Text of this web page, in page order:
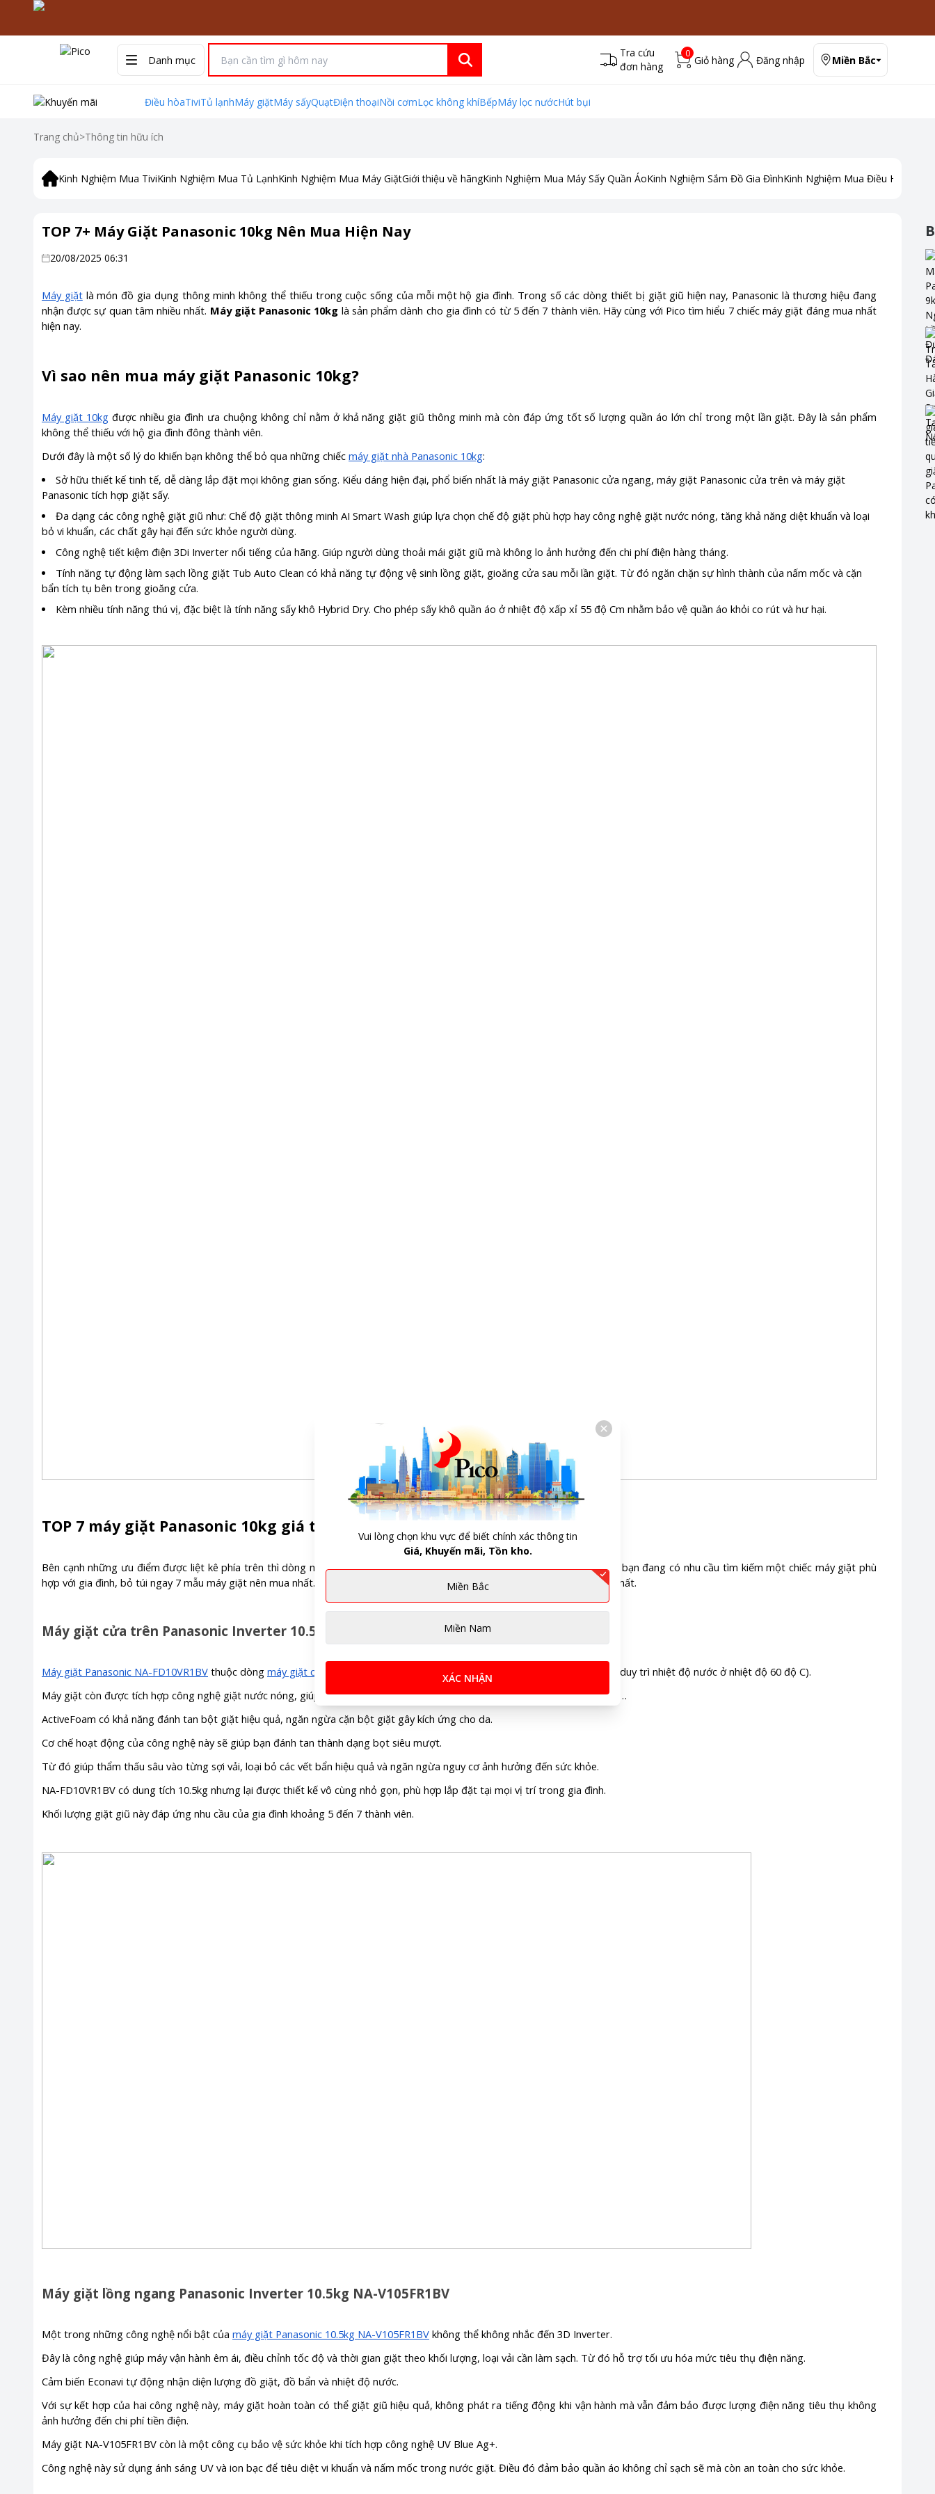
Danh mục
Tra cứu
đơn hàng
0
Giỏ hàng Đăng nhập Miền Bắc
Điều hòaTiviTủ lạnhMáy giặtMáy sấyQuạtĐiện thoạiNồi cơmLọc không khíBếpMáy lọc nướcHút bụi
Trang chủ>Thông tin hữu ích
Kinh Nghiệm Mua TiviKinh Nghiệm Mua Tủ LạnhKinh Nghiệm Mua Máy GiặtGiới thiệu về hãngKinh Nghiệm Mua Máy Sấy Quần ÁoKinh Nghiệm Sắm Đồ Gia ĐìnhKinh Nghiệm Mua Điều Hoà
TOP 7+ Máy Giặt Panasonic 10kg Nên Mua Hiện Nay
20/08/2025 06:31
Máy giặtlà món đồ gia dụng thông minh không thể thiếu trong cuộc sống của mỗi một hộ gia đình. Trong số các dòng thiết bị giặt giũ hiện nay, Panasonic là thương hiệu đang
nhận được sự quan tâm nhiều nhất. Máy giặt Panasonic 10kg là sản phẩm dành cho gia đình có từ 5 đến 7 thành viên. Hãy cùng với Pico tìm hiểu 7 chiếc máy giặt đáng mua nhất
hiện nay.
Vì sao nên mua máy giặt Panasonic 10kg?
Máy giặt 10kgđược nhiều gia đình ưa chuộng không chỉ nằm ở khả năng giặt giũ thông minh mà còn đáp ứng tốt số lượng quần áo lớn chỉ trong một lần giặt. Đây là sản phẩm
không thể thiếu với hộ gia đình đông thành viên.
Dưới đây là một số lý do khiến bạn không thể bỏ qua những chiếc máy giặt nhà Panasonic 10kg:
Sở hữu thiết kế tinh tế, dễ dàng lắp đặt mọi không gian sống. Kiểu dáng hiện đại, phổ biến nhất là máy giặt Panasonic cửa ngang, máy giặt Panasonic cửa trên và máy giặt
Panasonic tích hợp giặt sấy.
Đa dạng các công nghệ giặt giũ như: Chế độ giặt thông minh AI Smart Wash giúp lựa chọn chế độ giặt phù hợp hay công nghệ giặt nước nóng, tăng khả năng diệt khuẩn và loại
bỏ vi khuẩn, các chất gây hại đến sức khỏe người dùng.
Công nghệ tiết kiệm điện 3Di Inverter nổi tiếng của hãng. Giúp người dùng thoải mái giặt giũ mà không lo ảnh hưởng đến chi phí điện hàng tháng.
Tính năng tự động làm sạch lồng giặt Tub Auto Clean có khả năng tự động vệ sinh lồng giặt, gioăng cửa sau mỗi lần giặt. Từ đó ngăn chặn sự hình thành của nấm mốc và cặn
bẩn tích tụ bên trong gioăng cửa.
Kèm nhiều tính năng thú vị, đặc biệt là tính năng sấy khô Hybrid Dry. Cho phép sấy khô quần áo ở nhiệt độ xấp xỉ 55 độ Cm nhằm bảo vệ quần áo khỏi co rút và hư hại.
TOP 7 máy giặt Panasonic 10kg giá tốt nhất
Bên cạnh những ưu điểm được liệt kê phía trên thì dòng máy giặt nhà Panasonic 10kg còn có nhiều điểm nổi bật khác. Nếu bạn đang có nhu cầu tìm kiếm một chiếc máy giặt phù
hợp với gia đình, bỏ túi ngay 7 mẫu máy giặt nên mua nhất. Tại Pico, 7 chiếc máy giặt này luôn được trợ giá với mức giá tốt nhất.
Máy giặt cửa trên Panasonic Inverter 10.5kg NA-FD10VR1BV
Máy giặt Panasonic NA-FD10VR1BV thuộc dòng máy giặt cửa trên
. Có tích hợp công nghệ giặt nước nóng StainMaster Plus (duy trì nhiệt độ nước ở nhiệt độ 60 độ C).
Máy giặt còn được tích hợp công nghệ giặt nước nóng, giúp bạn đánh bay các vết bẩn cứng đầu: Nước sốt, bùn đất, dầu mỡ…
ActiveFoam có khả năng đánh tan bột giặt hiệu quả, ngăn ngừa cặn bột giặt gây kích ứng cho da.
Cơ chế hoạt động của công nghệ này sẽ giúp bạn đánh tan thành dạng bọt siêu mượt.
Từ đó giúp thẩm thấu sâu vào từng sợi vải, loại bỏ các vết bẩn hiệu quả và ngăn ngừa nguy cơ ảnh hưởng đến sức khỏe.
NA-FD10VR1BV có dung tích 10.5kg nhưng lại được thiết kế vô cùng nhỏ gọn, phù hợp lắp đặt tại mọi vị trí trong gia đình.
Khối lượng giặt giũ này đáp ứng nhu cầu của gia đình khoảng 5 đến 7 thành viên.
Máy giặt lồng ngang Panasonic Inverter 10.5kg NA-V105FR1BV
Một trong những công nghệ nổi bật của máy giặt Panasonic 10.5kg NA-V105FR1BV không thể không nhắc đến 3D Inverter.
Đây là công nghệ giúp máy vận hành êm ái, điều chỉnh tốc độ và thời gian giặt theo khối lượng, loại vải cần làm sạch. Từ đó hỗ trợ tối ưu hóa mức tiêu thụ điện năng.
Cảm biến Econavi tự động nhận diện lượng đồ giặt, đồ bẩn và nhiệt độ nước.
Với sự kết hợp của hai công nghệ này, máy giặt hoàn toàn có thể giặt giũ hiệu quả, không phát ra tiếng động khi vận hành mà vẫn đảm bảo được lượng điện năng tiêu thụ không
ảnh hưởng đến chi phí tiền điện.
Máy giặt NA-V105FR1BV còn là một công cụ bảo vệ sức khỏe khi tích hợp công nghệ UV Blue Ag+.
Công nghệ này sử dụng ánh sáng UV và ion bạc để tiêu diệt vi khuẩn và nấm mốc trong nước giặt. Điều đó đảm bảo quần áo không chỉ sạch sẽ mà còn an toàn cho sức khỏe.
Vui lòng chọn khu vực để biết chính xác thông tin
Giá, Khuyến mãi, Tồn kho.
Miền Bắc
Miền Nam
XÁC NHẬN